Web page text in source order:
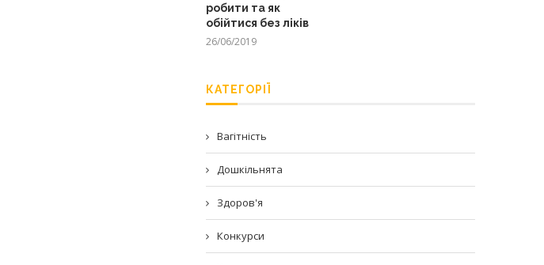
робити та як
обійтися без ліків
26/06/2019
КАТЕГОРІЇ
Вагітність
Дошкільнята
Здоров'я
Конкурси